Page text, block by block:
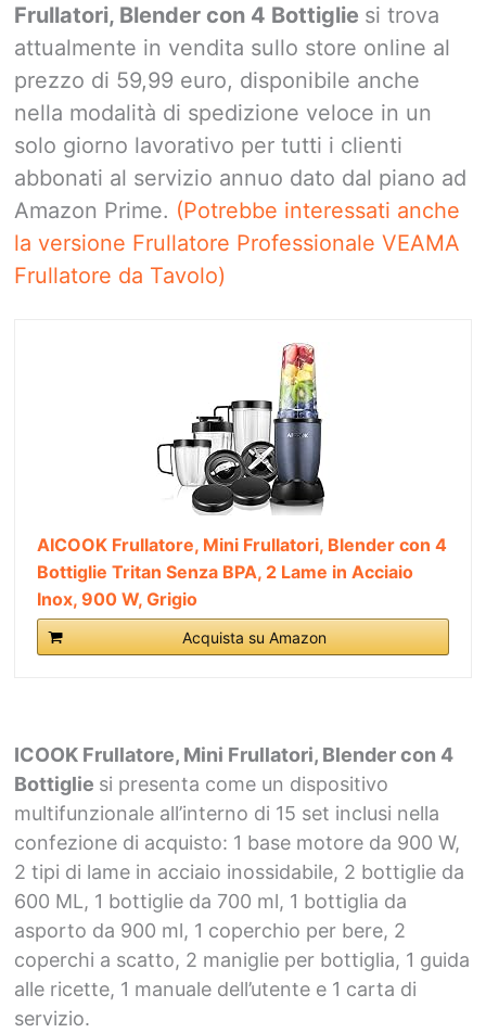
Frullatori, Blender con 4 Bottiglie si trova
attualmente in vendita sullo store online al
prezzo di 59,99 euro, disponibile anche
nella modalità di spedizione veloce in un
solo giorno lavorativo per tutti i clienti
abbonati al servizio annuo dato dal piano ad
Amazon Prime. (Potrebbe interessati anche
la versione Frullatore Professionale VEAMA
Frullatore da Tavolo)
AICOOK Frullatore, Mini Frullatori, Blender con 4
Bottiglie Tritan Senza BPA, 2 Lame in Acciaio
Inox, 900 W, Grigio
Acquista su Amazon
ICOOK Frullatore, Mini Frullatori, Blender con 4
Bottiglie si presenta come un dispositivo
multifunzionale all’interno di 15 set inclusi nella
confezione di acquisto: 1 base motore da 900 W,
2 tipi di lame in acciaio inossidabile, 2 bottiglie da
600 ML, 1 bottiglie da 700 ml, 1 bottiglia da
asporto da 900 ml, 1 coperchio per bere, 2
coperchi a scatto, 2 maniglie per bottiglia, 1 guida
alle ricette, 1 manuale dell’utente e 1 carta di
servizio.